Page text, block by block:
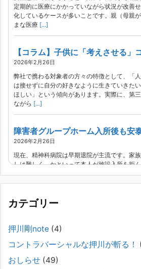
定期的に医療にかかっていながら状況が改善
化しているケースが多いことです。親（母親
まな医療 [...]
【コラム】子供に「考えさせる」
2026年2月26日
弊社で携わる対象者の方々の特徴として、「
は接せずに自分の好きなように生きていきた
ほしい」という傾向があります。実際に、第
ながら [...]
障害者グループホーム入所後も安
2026年2月26日
現在、精神科病院は早期退院が主流です。家
しは難しく、かといって本人が施設入所を拒
見つかっていない）ような場合でも、病院か
困ってし[...]
精神科から「退院できます」と言
後の安全設計
2026年2月21日
通常価格 2,980円 → 今だけ 1,480円（50％
（株）トキワ精神保健事務所（所長：押川剛
きた実務対応を、家族向けに整理しています。
カテゴリー
押川剛note (4)
コントラバーシャルな押川が斬る！
おしらせ (49)